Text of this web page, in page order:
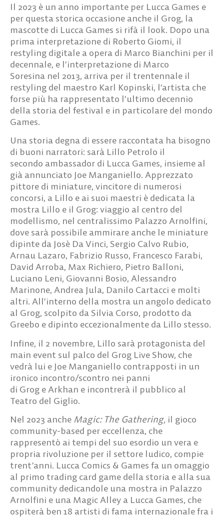
Il 2023 è un anno importante per Lucca Games e
per questa storica occasione anche il Grog, la
mascotte di Lucca Games si rifà il look. Dopo una
prima interpretazione di Roberto Giomi, il
restyling digitale a opera di Marco Bianchini per il
decennale, e l’interpretazione di Marco
Soresina nel 2013, arriva per il trentennale il
restyling del maestro Karl Kopinski, l’artista che
forse più ha rappresentato l’ultimo decennio
della storia del festival e in particolare del mondo
Games.
Una storia degna di essere raccontata ha bisogno
di buoni narratori: sarà Lillo Petrolo il
secondo ambassador di Lucca Games, insieme al
già annunciato Joe Manganiello. Apprezzato
pittore di miniature, vincitore di numerosi
concorsi, a Lillo e ai suoi maestri è dedicata la
mostra Lillo e il Grog: viaggio al centro del
modellismo, nel centralissimo Palazzo Arnolfini,
dove sarà possibile ammirare anche le miniature
dipinte da Josè Da Vinci, Sergio Calvo Rubio,
Arnau Lazaro, Fabrizio Russo, Francesco Farabi,
David Arroba, Max Richiero, Pietro Balloni,
Luciano Leni, Giovanni Bosio, Alessandro
Marinone, Andrea Jula, Danilo Cartacci e molti
altri. All’interno della mostra un angolo dedicato
al Grog, scolpito da Silvia Corso, prodotto da
Greebo e dipinto eccezionalmente da Lillo stesso.
Infine, il 2 novembre, Lillo sarà protagonista del
main event sul palco del Grog Live Show, che
vedrà lui e Joe Manganiello contrapposti in un
ironico incontro/scontro nei panni
di Grog eArkhan e incontrerà il pubblico al
Teatro del Giglio.
Nel 2023 anche Magic: The Gathering, il gioco
community-based per eccellenza, che
rappresentò ai tempi del suo esordio un vera e
propria rivoluzione per il settore ludico, compie
trent’anni. Lucca Comics & Games fa un omaggio
al primo trading card game della storia e alla sua
community dedicandole una mostra in Palazzo
Arnolfini e una Magic Alley a Lucca Games, che
ospiterà ben 18 artisti di fama internazionale fra i